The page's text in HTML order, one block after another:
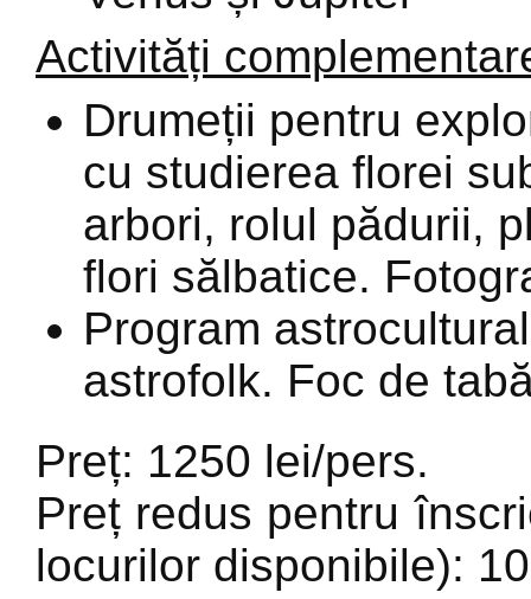
Activități
Drumeții pentru
cu studierea florei
arbori, rolul pădurii,
flori sălbatice.
Program
astrofolk. Foc de
Preț: 1250 lei/pers.
Preț redus pentru
locurilor disponibile):